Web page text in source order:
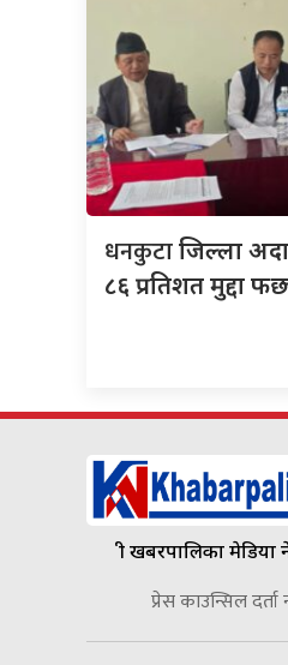
धनकुटाजिल्ला
८६ प्रतिशत मुद्दा
श्री खबरपालिका मेडिया
प्रेस काउन्सिल दर्ता